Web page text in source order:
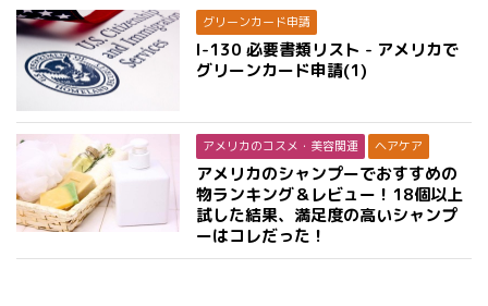
グリーンカード申請
I-130 必要書類リスト - アメリカで
グリーンカード申請(1)
アメリカのコスメ・美容関連 ヘアケア
アメリカのシャンプーでおすすめの
物ランキング＆レビュー！18個以上
試した結果、満足度の高いシャンプ
ーはコレだった！